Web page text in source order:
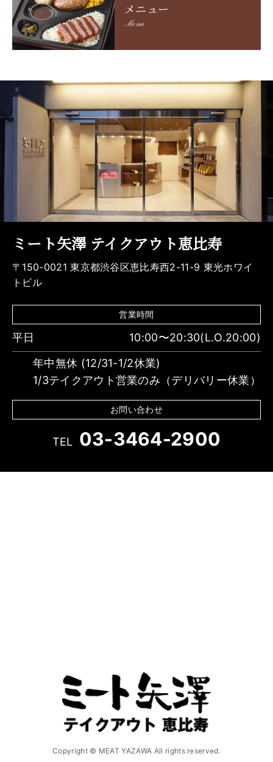
メニュー
Menu
ミート矢澤 テイクアウト恵比寿
〒150-0021 東京都渋谷区恵比寿西2-11-9 東光ホワイ
トビル
営業時間
平日
10:00〜20:30(L.O.20:00)
年中無休 (12/31-1/2休業)
1/3テイクアウト営業のみ（デリバリー休業）
お問い合わせ
TEL 03-3464-2900
Copyright © MEAT YAZAWA All rights reserved.